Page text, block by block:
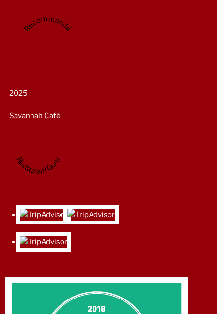
Recommandé
2025
Savannah Café
Restaurant Guru